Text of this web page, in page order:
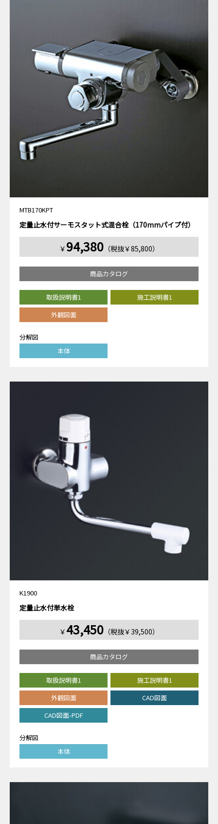
MTB170KPT
定量止水付サーモスタット式混合栓（170mmパイプ付）
￥ 94,380（税抜￥85,800）
商品カタログ
取扱説明書1
施工説明書1
外観図面
分解図
本体
K1900
定量止水付単水栓
￥ 43,450（税抜￥39,500）
商品カタログ
取扱説明書1
施工説明書1
外観図面
CAD図面
CAD図面-PDF
分解図
本体